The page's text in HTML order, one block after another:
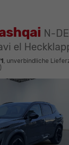
N-
el
, unverbindliche